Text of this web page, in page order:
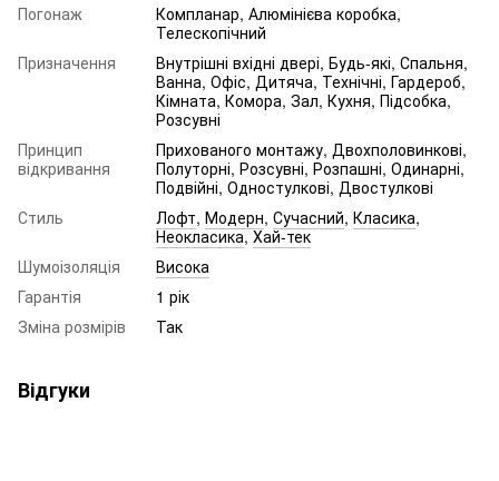
Погонаж
Компланар, Алюмінієва коробка,
Телескопічний
Призначення
Внутрішні вхідні двері, Будь-які, Спальня,
Ванна, Офіс, Дитяча, Технічні, Гардероб,
Кімната, Комора, Зал, Кухня, Підсобка,
Розсувні
Принцип
відкривання
Прихованого монтажу, Двохполовинкові,
Полуторні, Розсувні, Розпашні, Одинарні,
Подвійні, Одностулкові, Двостулкові
Стиль
Лофт, Модерн, Сучасний, Класика,
Неокласика,Хай-тек
Шумоізоляція
Висока
Гарантія
1 рік
Зміна розмірів
Так
Відгуки